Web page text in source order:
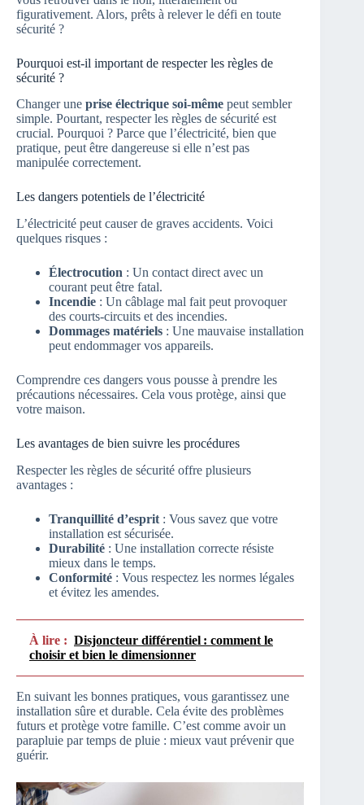
figurativement. Alors, prêts à relever le défi en toute
sécurité ?
Pourquoi est-il important de respecter les règles de
sécurité ?
Changer une prise électrique soi-même peut sembler
simple. Pourtant, respecter les règles de sécurité est
crucial. Pourquoi ? Parce que l’électricité, bien que
pratique, peut être dangereuse si elle n’est pas
manipulée correctement.
Les dangers potentiels de l’électricité
L’électricité peut causer de graves accidents. Voici
quelques risques :
Électrocution : Un contact direct avec un
courant peut être fatal.
Incendie : Un câblage mal fait peut provoquer
des courts-circuits et des incendies.
Dommages matériels : Une mauvaise installation
peut endommager vos appareils.
Comprendre ces dangers vous pousse à prendre les
précautions nécessaires. Cela vous protège, ainsi que
votre maison.
Les avantages de bien suivre les procédures
Respecter les règles de sécurité offre plusieurs
avantages :
Tranquillité d’esprit : Vous savez que votre
installation est sécurisée.
Durabilité : Une installation correcte résiste
mieux dans le temps.
Conformité : Vous respectez les normes légales
et évitez les amendes.
À lire : Disjoncteur différentiel : comment le
choisir et bien le dimensionner
En suivant les bonnes pratiques, vous garantissez une
installation sûre et durable. Cela évite des problèmes
futurs et protège votre famille. C’est comme avoir un
parapluie par temps de pluie : mieux vaut prévenir que
guérir.